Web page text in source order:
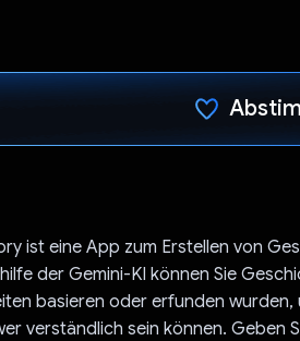
ist eine App zum Erstellen von
der Gemini-KI können Sie
basieren oder erfunden
verständlich sein können. Geben